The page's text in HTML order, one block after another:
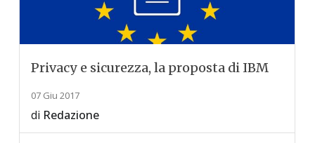
Privacy e sicurezza, la proposta di IBM
07 Giu 2017
di Redazione